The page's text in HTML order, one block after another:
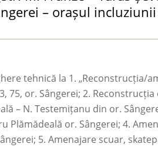
– orașul
tehnică la 1.
75, or. Sângerei; 2.
– N. Testemițanu din or.
Plămădeală or. Sângerei; 4.
5. Amenajare scuar,